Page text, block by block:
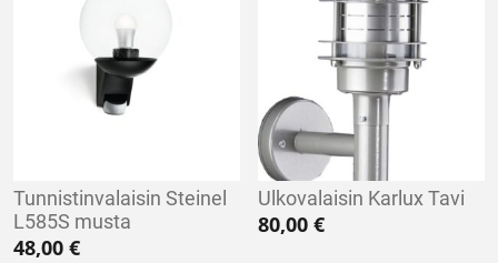
Tunnistinvalaisin Steinel
L585S musta
48,00 €
Ulkovalaisin Karlux Tavi
80,00€